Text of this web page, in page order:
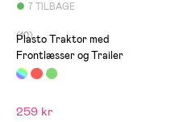
7 TILBAGE
(10)
Plasto Traktor med
Frontlæsser og Trailer
259 kr